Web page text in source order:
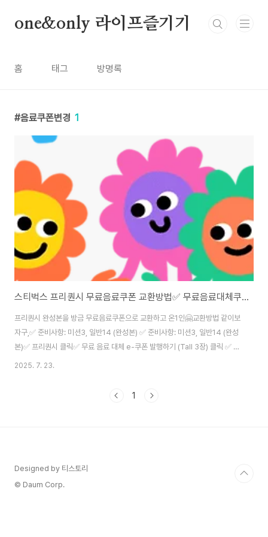
one&only 라이프즐기기
홈 태그 방명록
음료쿠폰변경 1
스티벅스 프리퀀시 무료음료쿠폰 교환방법✅ 무료음료대체쿠폰 사용꿀팁🍯 쿠폰 선물 가능⭕️
프리퀀시 완성본을 방금 무료음료쿠폰으로 교환하고 온1인🤗​교환방법 같이보
자구,✅ 준비사항: 미션3, 일반14 (완성본) ✅ 준비사항: 미션3, 일반14 (완성
본)✅ 프리퀀시 클릭​✅ 무료 음료 대체 e-쿠폰 발행하기 (Tall 3장) 클릭​ ✅ 쿠
폰발행하기 ✅ 쿠폰발행 확인​✅ 쿠폰발행 후 쿠폰보러기기​✅ 스타벅스 쿠폰함
까!???🤔발행한 무료음료쿠폰은 선물하기 가능⭕️​🎁무료음료쿠폰 선물하는
2025. 7. 23.
1
Designed by 티스토리
© Daum Corp.